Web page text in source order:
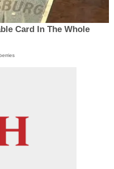
Card In The Whole